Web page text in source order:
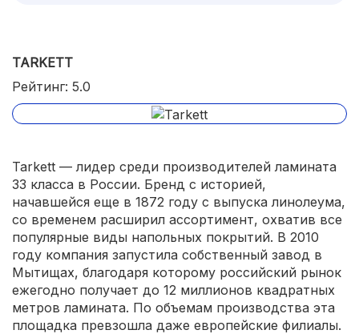
TARKETT
Рейтинг: 5.0
Tarkett — лидер среди производителей ламината
33 класса в России. Бренд с историей,
начавшейся еще в 1872 году с выпуска линолеума,
со временем расширил ассортимент, охватив все
популярные виды напольных покрытий. В 2010
году компания запустила собственный завод в
Мытищах, благодаря которому российский рынок
ежегодно получает до 12 миллионов квадратных
метров ламината. По объемам производства эта
площадка превзошла даже европейские филиалы.